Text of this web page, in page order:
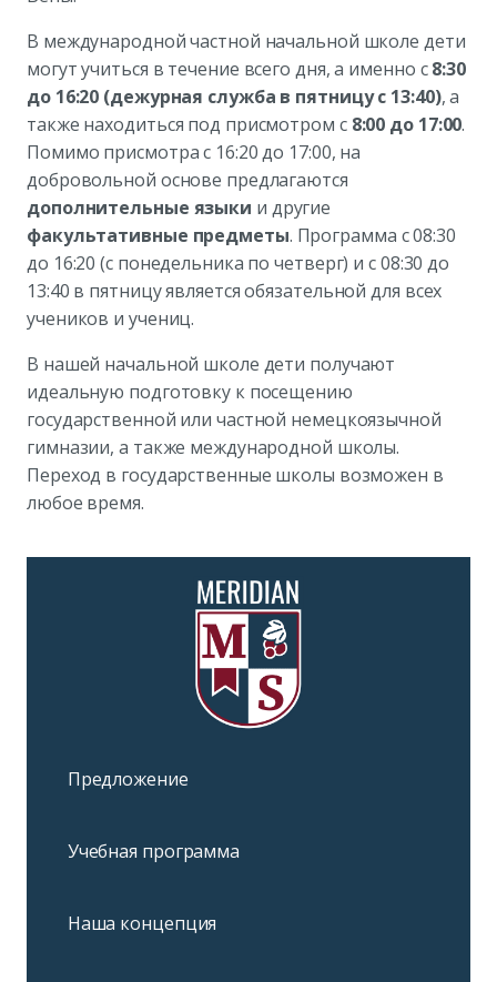
В международной частной начальной школе дети
могут учиться в течение всего дня, а именно с8:30
до 16:20 (дежурная служба в пятницу с 13:40), а
также находиться под присмотром с 8:00 до 17:00.
Помимо присмотра с 16:20 до 17:00, на
добровольной основе предлагаются
дополнительные языки и другие
факультативные предметы. Программа с 08:30
до 16:20 (с понедельника по четверг) и с 08:30 до
13:40 в пятницу является обязательной для всех
учеников и учениц.
В нашей начальной школе дети получают
идеальную подготовку к посещению
государственной или частной немецкоязычной
гимназии, а также международной школы.
Переход в государственные школы возможен в
любое время.
Предложение
Учебная программа
Наша концепция